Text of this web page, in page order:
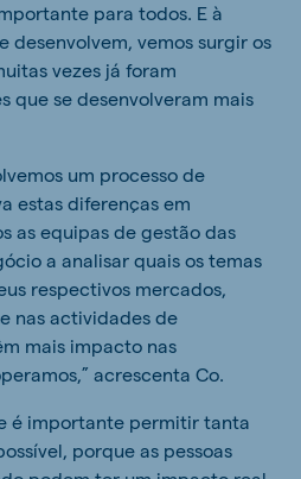
para todos. E à
desenvolvem, vemos surgir os
vezes já foram
que se desenvolveram mais
um processo de
estas diferenças em
as equipas de gestão das
a analisar quais os temas
respectivos mercados,
nas actividades de
mais impacto nas
acrescenta Co.
é importante permitir tanta
porque as pessoas